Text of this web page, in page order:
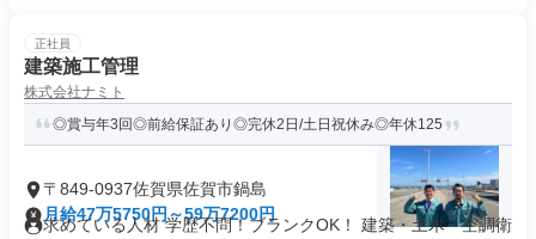
正社員
建築施工管理
株式会社ナミト
◎賞与年3回◎前給保証あり◎完休2日/土日祝休み◎年休125
〒849-0937佐賀県佐賀市鍋島
月給47万5750円～59万7200円
求めている人材 学歴不問！ブランクOK！ 建築・土木・空調衛